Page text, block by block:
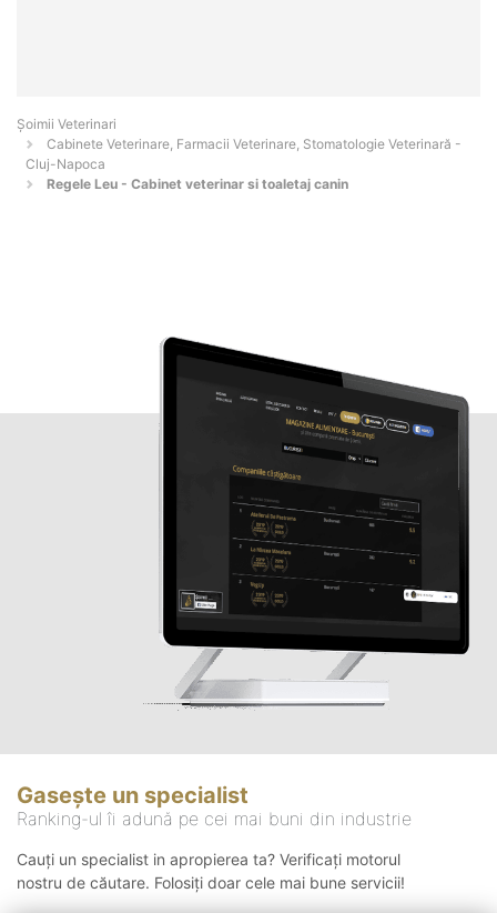
Șoimii Veterinari
Cabinete Veterinare, Farmacii Veterinare, Stomatologie Veterinară -
Cluj-Napoca
Regele Leu - Cabinet veterinar si toaletaj canin
Gasește un specialist
Ranking-ul îi adună pe cei mai buni din industrie
Cauți un specialist in apropierea ta? Verificați motorul
nostru de căutare. Folosiți doar cele mai bune servicii!